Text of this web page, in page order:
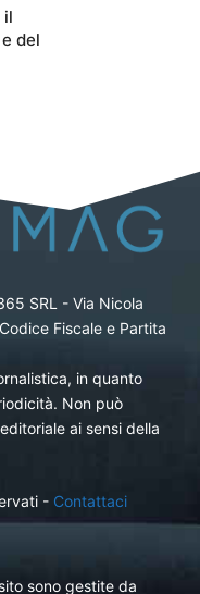
il
del
SRL - Via Nicola
Fiscale e Partita
in quanto
Non può
ai sensi della
- Contattaci
sono gestite da